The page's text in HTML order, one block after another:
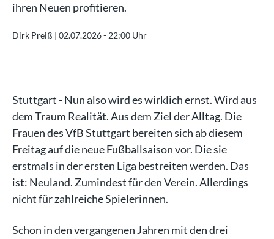
ihren Neuen profitieren.
Dirk Preiß | 02.07.2026 - 22:00 Uhr
Stuttgart - Nun also wird es wirklich ernst. Wird aus
dem Traum Realität. Aus dem Ziel der Alltag. Die
Frauen des VfB Stuttgart bereiten sich ab diesem
Freitag auf die neue Fußballsaison vor. Die sie
erstmals in der ersten Liga bestreiten werden. Das
ist: Neuland. Zumindest für den Verein. Allerdings
nicht für zahlreiche Spielerinnen.
Schon in den vergangenen Jahren mit den drei